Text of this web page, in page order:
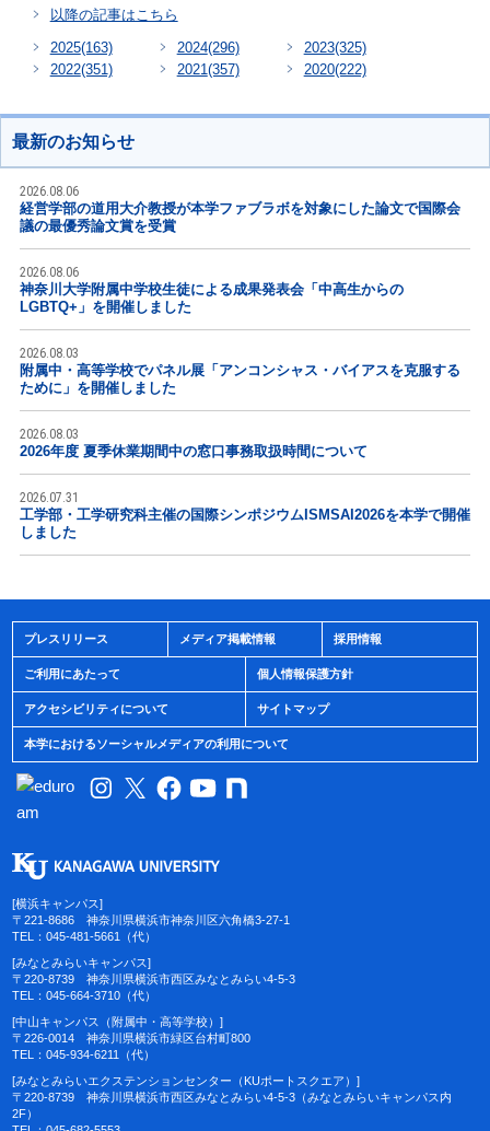
以降の記事はこちら
2025(163) 2024(296) 2023(325)
2022(351) 2021(357) 2020(222)
最新のお知らせ
2026.08.06
経営学部の道用大介教授が本学ファブラボを対象にした論文で国際会
議の最優秀論文賞を受賞
2026.08.06
神奈川大学附属中学校生徒による成果発表会「中高生からの
LGBTQ+」を開催しました
2026.08.03
附属中・高等学校でパネル展「アンコンシャス・バイアスを克服する
ために」を開催しました
2026.08.03
2026年度 夏季休業期間中の窓口事務取扱時間について
2026.07.31
工学部・工学研究科主催の国際シンポジウムISMSAI2026を本学で開催
しました
プレスリリース メディア掲載情報 採用情報
ご利用にあたって 個人情報保護方針
アクセシビリティについて サイトマップ
本学におけるソーシャルメディアの利用について
[横浜キャンパス]
〒221-8686 神奈川県横浜市神奈川区六角橋3-27-1
TEL：045-481-5661（代）
[みなとみらいキャンパス]
〒220-8739 神奈川県横浜市西区みなとみらい4-5-3
TEL：045-664-3710（代）
[中山キャンパス（附属中・高等学校）]
〒226-0014 神奈川県横浜市緑区台村町800
TEL：045-934-6211（代）
[みなとみらいエクステンションセンター（KUポートスクエア）]
〒220-8739 神奈川県横浜市西区みなとみらい4-5-3（みなとみらいキャンパス内
2F）